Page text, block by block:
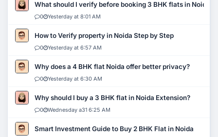
What should I verify before booking 3 BHK flats in Noida?
0 Yesterday at 8:01 AM
How to Verify property in Noida Step by Step
0 Yesterday at 6:57 AM
Why does a 4 BHK flat Noida offer better privacy?
0 Yesterday at 6:30 AM
Why should I buy a 3 BHK flat in Noida Extension?
0 Wednesday a31 6:25 AM
Smart Investment Guide to Buy 2 BHK Flat in Noida